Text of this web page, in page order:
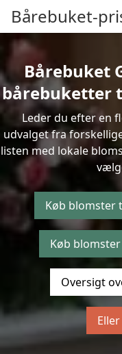
Bårebuket-
Bårebuket
bårebuketter
Leder du efter en
udvalget fra
listen med lokale
Køb blomster
Køb
Oversigt